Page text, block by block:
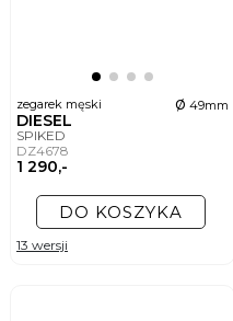
zegarek męski ø 49mm
DIESEL
SPIKED
DZ4678
1 290,-
DO KOSZYKA
13 wersji